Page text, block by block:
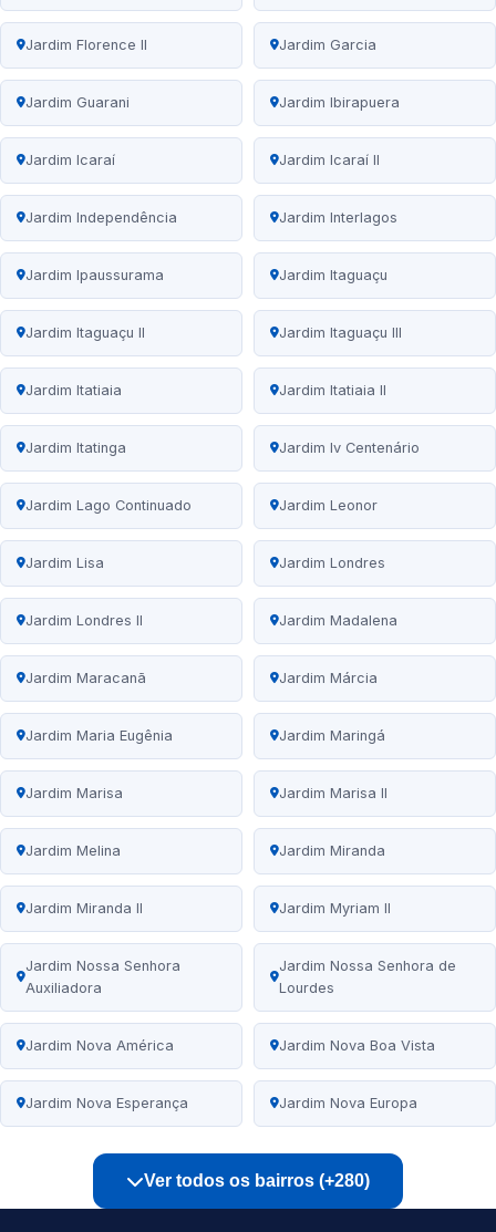
Jardim Florence II Jardim Garcia
Jardim Guarani Jardim Ibirapuera
Jardim Icaraí Jardim Icaraí II
Jardim Independência Jardim Interlagos
Jardim Ipaussurama Jardim Itaguaçu
Jardim Itaguaçu II Jardim Itaguaçu III
Jardim Itatiaia Jardim Itatiaia II
Jardim Itatinga Jardim Iv Centenário
Jardim Lago Continuado Jardim Leonor
Jardim Lisa Jardim Londres
Jardim Londres II Jardim Madalena
Jardim Maracanã Jardim Márcia
Jardim Maria Eugênia Jardim Maringá
Jardim Marisa Jardim Marisa II
Jardim Melina Jardim Miranda
Jardim Miranda II Jardim Myriam II
Jardim Nossa Senhora
Auxiliadora
Jardim Nossa Senhora de
Lourdes
Jardim Nova América Jardim Nova Boa Vista
Jardim Nova Esperança Jardim Nova Europa
Ver todos os bairros (+280)